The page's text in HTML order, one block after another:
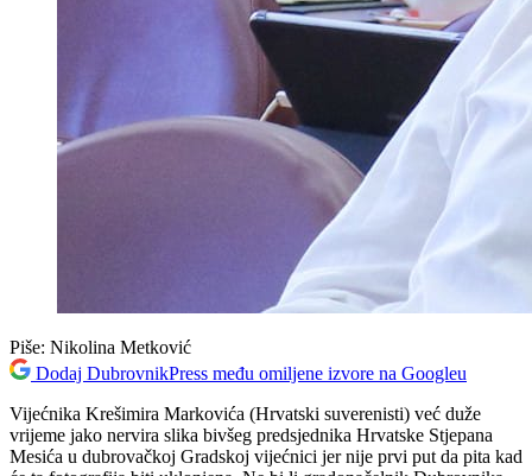
Piše: Nikolina Metković
Dodaj DubrovnikPress među omiljene izvore na Googleu
Vijećnika Krešimira Markovića (Hrvatski suverenisti) već duže
vrijeme jako nervira slika bivšeg predsjednika Hrvatske Stjepana
Mesića u dubrovačkoj Gradskoj vijećnici jer nije prvi put da pita kad